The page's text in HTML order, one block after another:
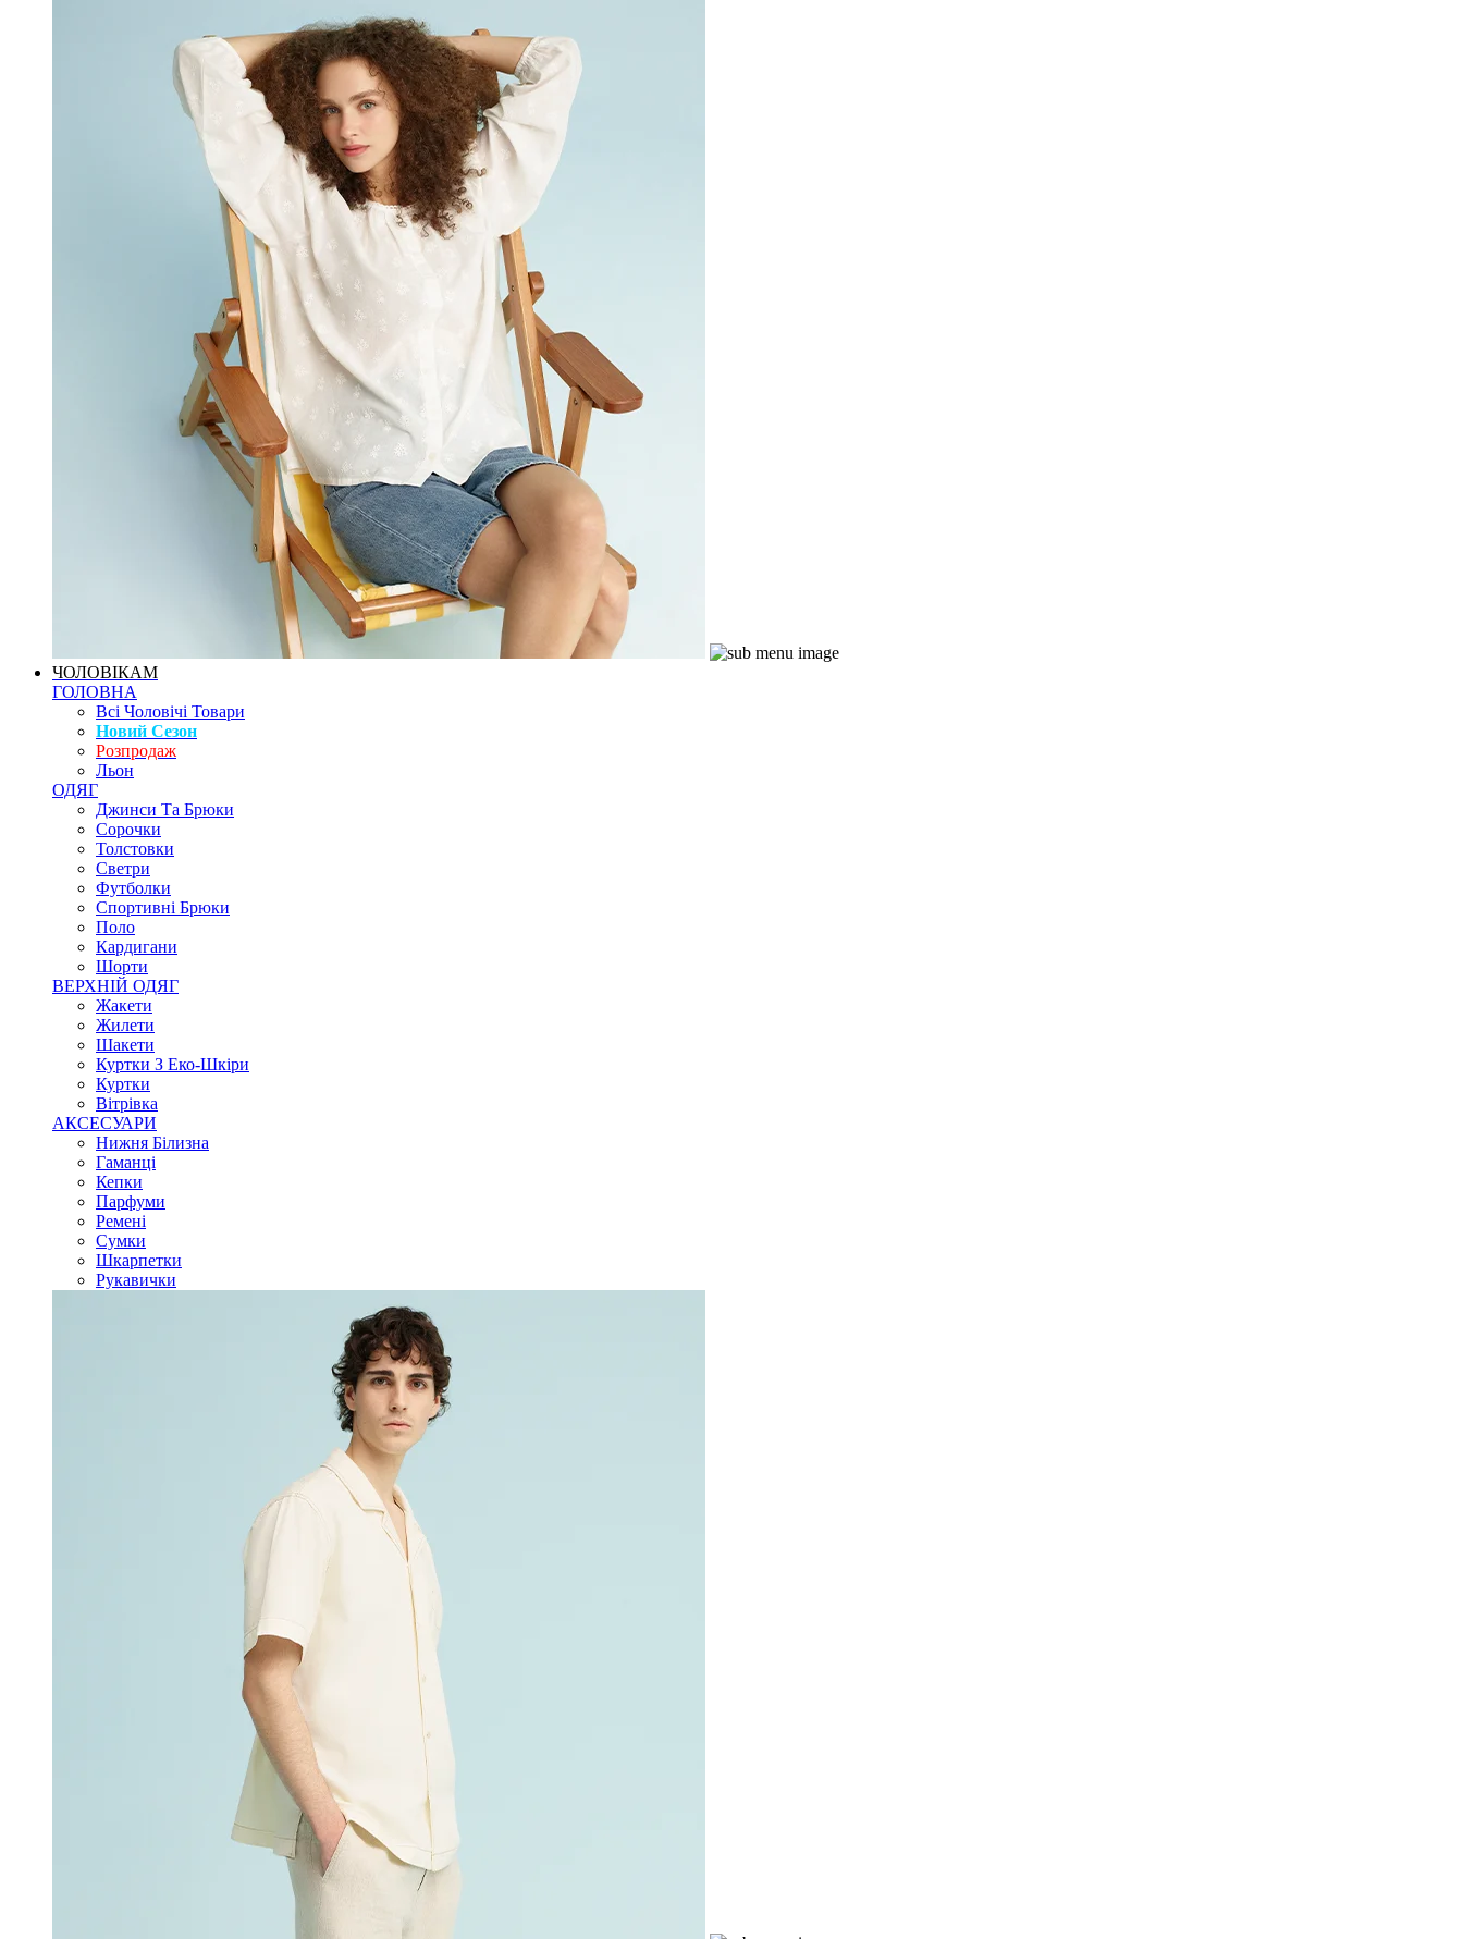
ЧОЛОВІКАМ
ГОЛОВНА
Всі Чоловічі Товари
Новий Сезон
Розпродаж
Льон
ОДЯГ
Джинси Та Брюки
Сорочки
Толстовки
Светри
Футболки
Спортивні Брюки
Поло
Кардигани
Шорти
ВЕРХНІЙ ОДЯГ
Жакети
Жилети
Шакети
Куртки З Еко-Шкіри
Куртки
Вітрівка
АКСЕСУАРИ
Нижня Білизна
Гаманці
Кепки
Парфуми
Ремені
Сумки
Шкарпетки
Рукавички